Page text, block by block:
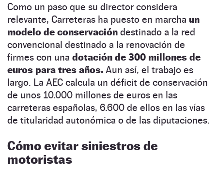
Como un paso que su director considera
relevante, Carreteras ha puesto en marcha un
modelo de conservación destinado a la red
convencional destinado a la renovación de
firmes con una dotación de 300 millones de
euros para tres años. Aun así, el trabajo es
largo. La AEC calcula un déficit de conservación
de unos 10.000 millones de euros en las
carreteras españolas, 6.600 de ellos en las vías
de titularidad autonómica o de las diputaciones.
Cómo evitar siniestros de
motoristas